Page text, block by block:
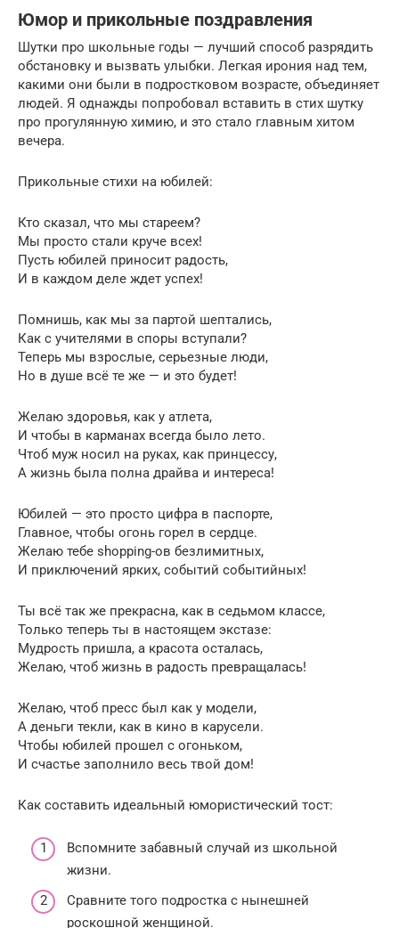
Юмор и прикольные поздравления
Шутки про школьные годы — лучший способ разрядить
обстановку и вызвать улыбки. Легкая ирония над тем,
какими они были в подростковом возрасте, объединяет
людей. Я однажды попробовал вставить в стих шутку
про прогулянную химию, и это стало главным хитом
вечера.
Прикольные стихи на юбилей:
Кто сказал, что мы стареем?
Мы просто стали круче всех!
Пусть юбилей приносит радость,
И в каждом деле ждет успех!
Помнишь, как мы за партой шептались,
Как с учителями в споры вступали?
Теперь мы взрослые, серьезные люди,
Но в душе всё те же — и это будет!
Желаю здоровья, как у атлета,
И чтобы в карманах всегда было лето.
Чтоб муж носил на руках, как принцессу,
А жизнь была полна драйва и интереса!
Юбилей — это просто цифра в паспорте,
Главное, чтобы огонь горел в сердце.
Желаю тебе shopping-ов безлимитных,
И приключений ярких, событий событийных!
Ты всё так же прекрасна, как в седьмом классе,
Только теперь ты в настоящем экстазе:
Мудрость пришла, а красота осталась,
Желаю, чтоб жизнь в радость превращалась!
Желаю, чтоб пресс был как у модели,
А деньги текли, как в кино в карусели.
Чтобы юбилей прошел с огоньком,
И счастье заполнило весь твой дом!
Как составить идеальный юмористический тост:
Вспомните забавный случай из школьной
жизни.
Сравните того подростка с нынешней
роскошной женщиной.